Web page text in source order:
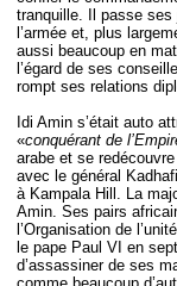
tranquille. Il passe ses
l’armée et, plus
aussi beaucoup en
l’égard de ses
rompt ses relations
Idi Amin s’était auto
«conquérant de
arabe et se
avec le général
à Kampala Hill. La
Amin. Ses pairs
l’Organisation de
le pape Paul VI en
d’assassiner de ses